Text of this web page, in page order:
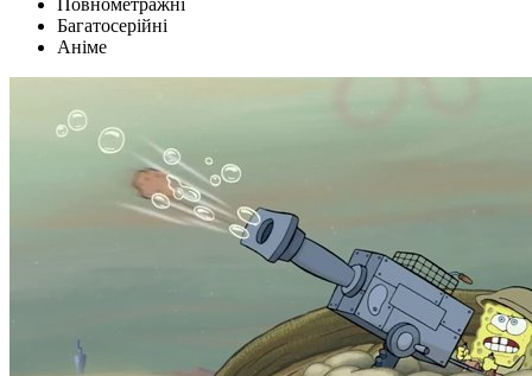
Повнометражні
Багатосерійні
Аніме